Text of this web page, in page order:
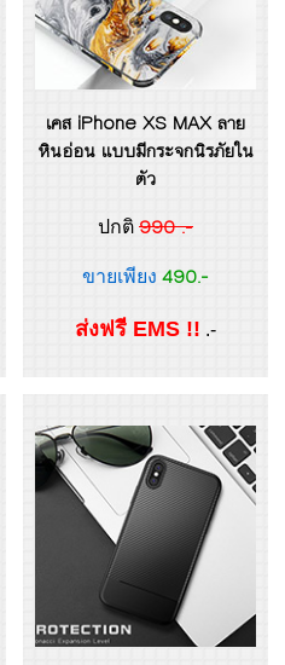
เคส iPhone XS MAX ลาย
หินอ่อน แบบมีกระจกนิรภัยใน
ตัว
ปกติ 990 .-
ขายเพียง 490.-
ส่งฟรี EMS !! .-